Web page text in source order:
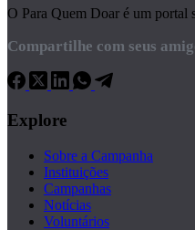
O Para Quem Doar é um portal
Compartilhe com seus
Explore
Sobre a Campanha
Instituições
Campanhas
Notícias
Voluntários